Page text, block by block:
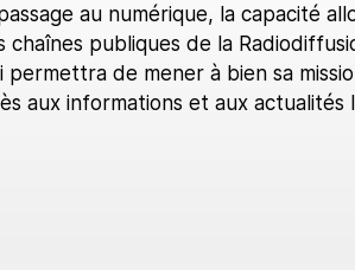
au numérique, la capacité
chaînes publiques de la
permettra de mener à bien sa
aux informations et aux actualités